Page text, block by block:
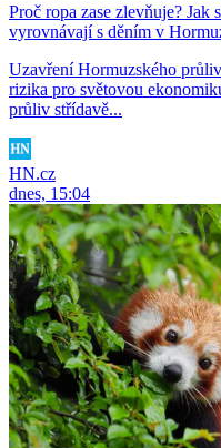
Proč ropa zase zlevňuje? Jak
vyrovnávají s děním v
Uzavření Hormuzského
rizika pro světovou
průliv střídavě...
HN.cz
dnes, 15:04